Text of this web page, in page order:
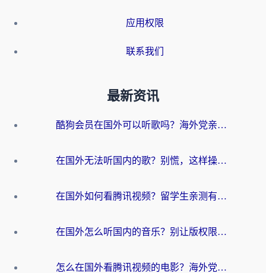
应用权限
联系我们
最新资讯
酷狗会员在国外可以听歌吗？海外党亲测有效：3步解决音乐权限难题
在国外无法听国内的歌？别慌，这样操作就能畅听QQ音乐（附亲测加速器推荐）
在国外如何看腾讯视频？留学生亲测有效的回国加速方案
在国外怎么听国内的音乐？别让版权限制断了你的华语歌单
怎么在国外看腾讯视频的电影？海外党亲测有效的回国加速指南